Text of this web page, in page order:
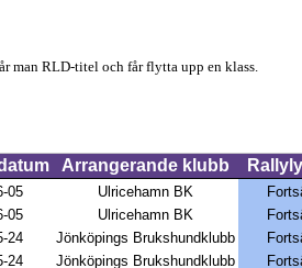
man RLD-titel och får flytta upp en klass.